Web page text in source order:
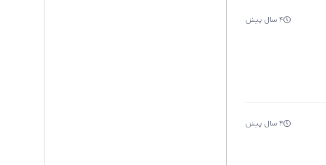
۴ سال پیش
۴ سال پیش